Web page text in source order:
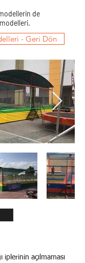
de
- Geri Dön
iplerinin açılmaması